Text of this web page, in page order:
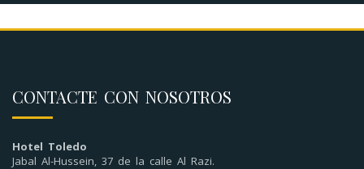
CONTACTE CON NOSOTROS
Hotel Toledo
Jabal Al-Hussein, 37 de la calle Al Razi.